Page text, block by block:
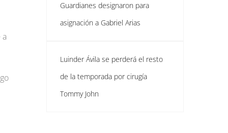
a
Guardianes designaron para
asignación a Gabriel Arias
Luinder Ávila se perderá el resto
de la temporada por cirugía
Tommy John